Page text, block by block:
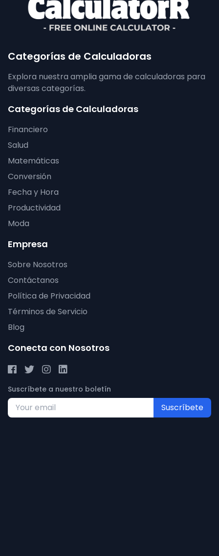
Categorías de Calculadoras
Explora nuestra amplia gama de calculadoras para
diversas categorías.
Categorías de Calculadoras
Financiero
Salud
Matemáticas
Conversión
Fecha y Hora
Productividad
Moda
Empresa
Sobre Nosotros
Contáctanos
Política de Privacidad
Términos de Servicio
Blog
Conecta con Nosotros
Suscríbete a nuestro boletín
Suscríbete